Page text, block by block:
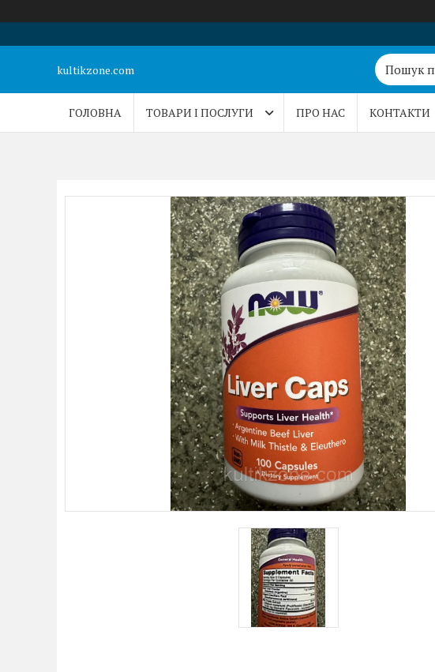
kultikzone.com
ГОЛОВНА ТОВАРИ І ПОСЛУГИ ПРО НАС КОНТАКТИ